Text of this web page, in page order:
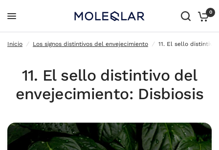
0
Inicio / Los signos distintivos del envejecimiento / 11. El sello distintivo
11. El sello distintivo del envejecimiento: Disbiosis
11. El sello distintivo del
envejecimiento: Disbiosis